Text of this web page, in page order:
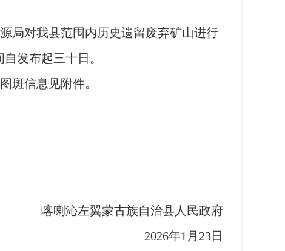
局对我县范围内历史遗留废弃矿山进行
发布起三十日。
斑信息见附件。
喇沁左翼蒙古族自治县人民政府
2026年1月23日